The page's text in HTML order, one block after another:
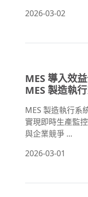
2026-03-02
MES 導入效
MES 製造執
MES 製造執行系
實現即時生產監
與企業競爭 ...
2026-03-01